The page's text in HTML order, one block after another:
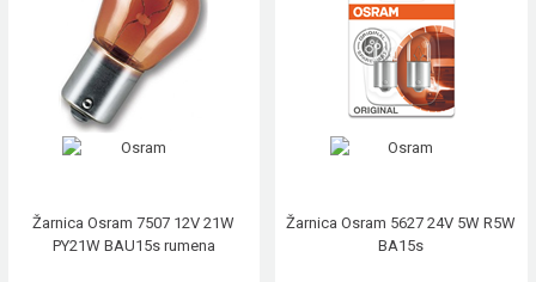
Žarnica Osram 7507 12V 21W
PY21W BAU15s rumena
Žarnica Osram 5627 24V 5W R5W
BA15s